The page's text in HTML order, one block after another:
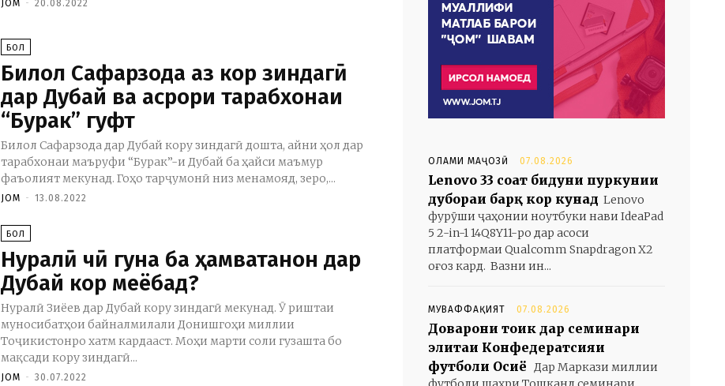
JOM - 20.08.2022
БОЛ
Билол Сафарзода аз кор зиндагӣ
дар Дубай ва асрори тарабхонаи
“Бурак” гуфт
Билол Сафарзода дар Дубай кору зиндагӣ дошта, айни ҳол дар
тарабхонаи маъруфи “Бурак”-и Дубай ба ҳайси маъмур
фаъолият мекунад. Гоҳо тарҷумонӣ низ менамояд, зеро,...
JOM - 13.08.2022
БОЛ
Нуралӣ чӣ гуна ба ҳамватанон дар
Дубай кор меёбад?
Нуралӣ Зиёев дар Дубай кору зиндагӣ мекунад. Ӯ риштаи
муносибатҳои байналмилали Донишгоҳи миллии
Тоҷикистонро хатм кардааст. Моҳи марти соли гузашта бо
мақсади кору зиндагӣ...
JOM - 30.07.2022
ОЛАМИ МАҶОЗӢ 07.08.2026
Lenovo 33 соат бидуни пуркунии
дубораи барқ кор кунад Lenovo
фурӯши ҷаҳонии ноутбуки нави IdeaPad
5 2-in-1 14Q8Y11-ро дар асоси
платформаи Qualcomm Snapdragon X2
оғоз кард. Вазни ин...
МУВАФФАҚИЯТ 07.08.2026
Доварони тоҷик дар семинари
элитаи Конфедератсияи
футболи Осиё Дар Маркази миллии